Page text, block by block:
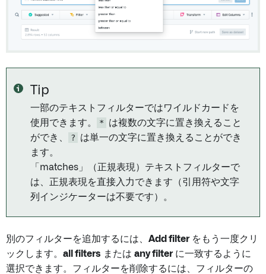
Tip
一部のテキストフィルターではワイルドカードを
使用できます。
*
は複数の文字に置き換えること
ができ、
?
は単一の文字に置き換えることができ
ます。
「matches」（正規表現）テキストフィルターで
は、正規表現を直接入力できます（引用符や文字
列インジケーターは不要です）。
別のフィルターを追加するには、 Add filterをもう一度クリ
ックします。 all filters または any filterに一致するように
選択できます。フィルターを削除するには、フィルターの